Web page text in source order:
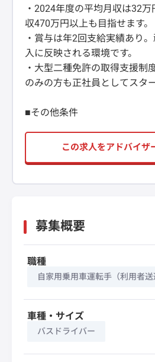
・2024年度の平均月収は32
収470万円以上も目指せます。
・賞与は年2回支給実績あり
入に反映される環境です。
・大型二種免許の取得支援制
のみの方も正社員としてスタ
■その他条件
この求人をアドバイザ
募集概要
職種
自家用乗用車運転手（利用者送
車種・サイズ
バスドライバー